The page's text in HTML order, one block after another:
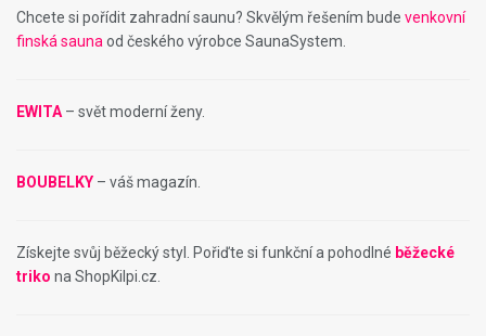
Chcete si pořídit zahradní saunu? Skvělým řešením bude venkovní
finská sauna od českého výrobce SaunaSystem.
EWITA – svět moderní ženy.
BOUBELKY – váš magazín.
Získejte svůj běžecký styl. Pořiďte si funkční a pohodlné běžecké
triko na ShopKilpi.cz.